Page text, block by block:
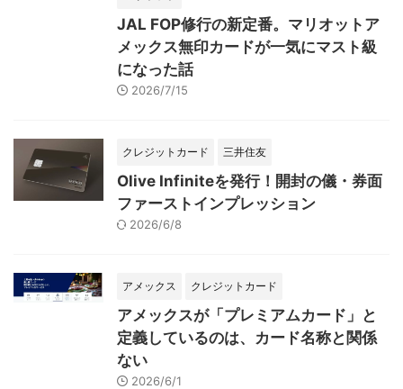
JAL FOP修行の新定番。マリオットア
メックス無印カードが一気にマスト級
になった話
2026/7/15
クレジットカード 三井住友
Olive Infiniteを発行！開封の儀・券面
ファーストインプレッション
2026/6/8
アメックス クレジットカード
アメックスが「プレミアムカード」と
定義しているのは、カード名称と関係
ない
2026/6/1